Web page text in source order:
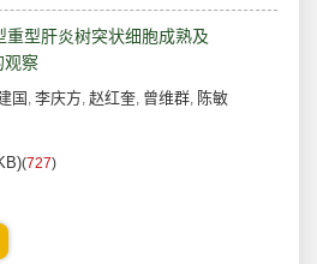
型肝炎树突状细胞成熟及
观察
国 , 李庆方, 赵红奎, 曾维群, 陈敏
(727)